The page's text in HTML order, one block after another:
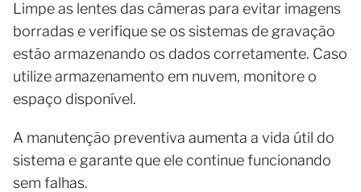
Limpe as lentes das câmeras para evitar imagens
borradas e verifique se os sistemas de gravação
estão armazenando os dados corretamente. Caso
utilize armazenamento em nuvem, monitore o
espaço disponível.
A manutenção preventiva aumenta a vida útil do
sistema e garante que ele continue funcionando
sem falhas.